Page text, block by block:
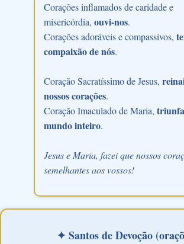
Corações inflamados de caridade e
misericórdia, ouvi-nos.
Corações adoráveis e compassivos,
compaixão de nós.
Coração Sacratíssimo de Jesus,
nossos corações.
Coração Imaculado de Maria,
mundo inteiro.
Jesus e Maria, fazei que nossos
semelhantes aos vossos!
✦ Santos de Devoção